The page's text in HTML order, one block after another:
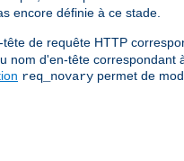
encore définie à ce stade.
de requête HTTP
nom d'en-tête
req_novary permet de